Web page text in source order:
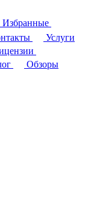
Избранные
Услуги
Обзоры